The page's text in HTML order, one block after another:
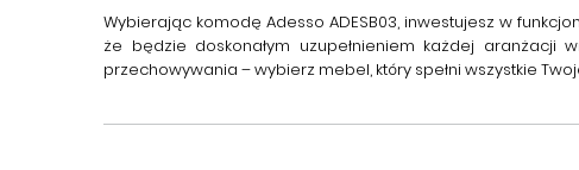
Wybierając komodę Adesso ADESB03, inwestujesz w
że będzie doskonałym uzupełnieniem każdej
przechowywania – wybierz mebel, który spełni wszystkie